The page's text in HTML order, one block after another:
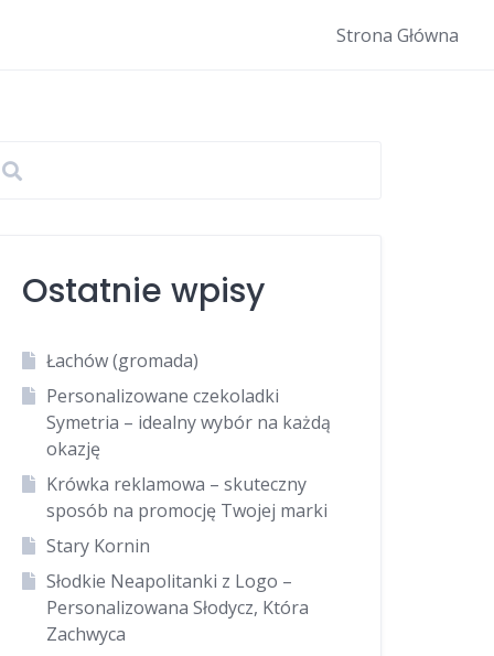
Strona Główna
Ostatnie wpisy
Łachów (gromada)
Personalizowane czekoladki
Symetria – idealny wybór na każdą
okazję
Krówka reklamowa – skuteczny
sposób na promocję Twojej marki
Stary Kornin
Słodkie Neapolitanki z Logo –
Personalizowana Słodycz, Która
Zachwyca